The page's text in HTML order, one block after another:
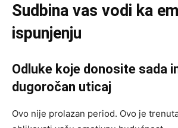
Sudbina vas vodi ka
ispunjenju
Odluke koje donosite sada
dugoročan uticaj
Ovo nije prolazan period. Ovo je